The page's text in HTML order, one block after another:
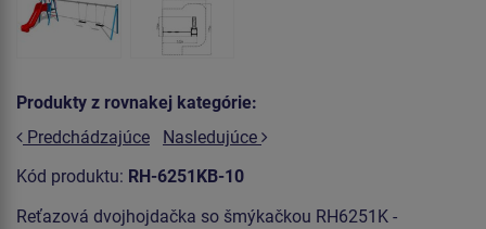
Produkty z rovnakej kategórie:
Predchádzajúce
Nasledujúce
Kód produktu: RH-6251KB-10
Reťazová dvojhojdačka so šmýkačkou RH6251K -